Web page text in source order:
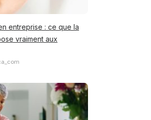
entreprise : ce que la
vraiment aux